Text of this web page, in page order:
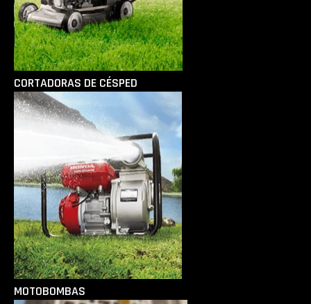
CORTADORAS DE CÉSPED
MOTOBOMBAS